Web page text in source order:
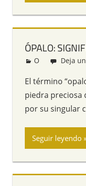
ÓPALO:
Redacción
O Deja
El término
piedra preciosa
por su singular
Seguir leyendo